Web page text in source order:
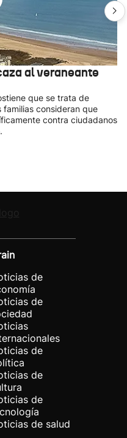
al veraneante
que se trata de
familias consideran que
contra ciudadanos
de
de
de
de
de
de salud